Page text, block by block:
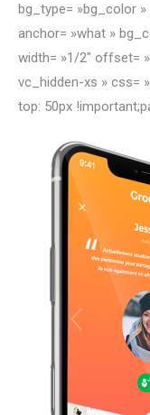
bg_type= »bg_color »
anchor= »what »
width= »1/2″ offset=
vc_hidden-xs » css=
top: 50px